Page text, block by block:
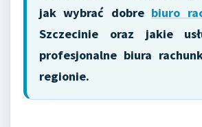
jak wybrać dobre biuro
Szczecinie oraz jakie
profesjonalne biura
regionie.